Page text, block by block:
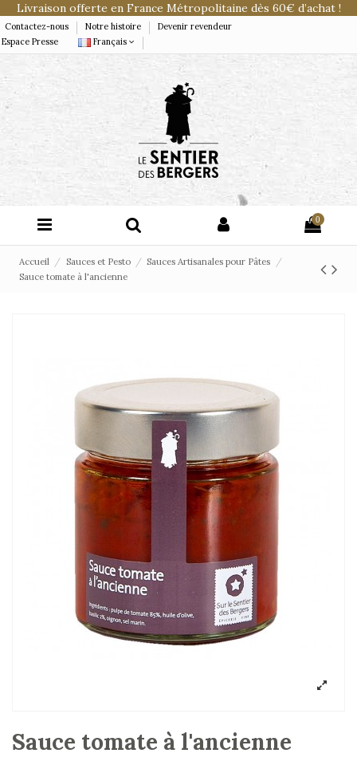
Livraison offerte en France Métropolitaine dès 60€ d’achat !
Contactez-nous Notre histoire
Devenir revendeur
Espace Presse
Français
0
Accueil Sauces et Pesto
Sauces Artisanales pour Pâtes
Sauce tomate à l'ancienne
Sauce tomate à l'ancienne